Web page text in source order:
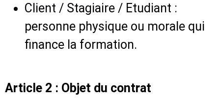
Client / Stagiaire / Etudiant :
personne physique ou morale qui
finance la formation.
Article 2 : Objet du contrat